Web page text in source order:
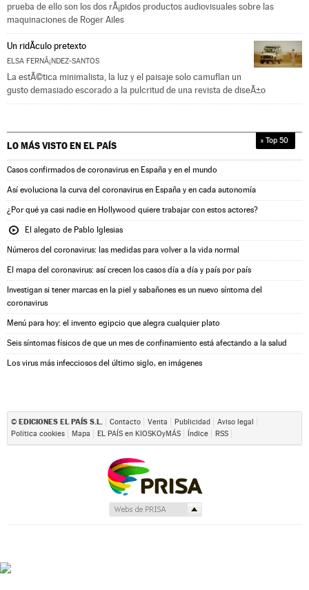
prueba de ello son los dos rÃ¡pidos productos audiovisuales sobre las
maquinaciones de Roger Ailes
Un ridÃ­culo pretexto
ELSA FERNÃ¡NDEZ-SANTOS
La estÃ©tica minimalista, la luz y el paisaje solo camuflan un
gusto demasiado escorado a la pulcritud de una revista de diseÃ±o
LO MÁS VISTO EN EL PAÍS » Top 50
Casos confirmados de coronavirus en España y en el mundo
Así evoluciona la curva del coronavirus en España y en cada autonomía
¿Por qué ya casi nadie en Hollywood quiere trabajar con estos actores?
El alegato de Pablo Iglesias
Números del coronavirus: las medidas para volver a la vida normal
El mapa del coronavirus: así crecen los casos día a día y país por país
Investigan si tener marcas en la piel y sabañones es un nuevo síntoma del
coronavirus
Menú para hoy: el invento egipcio que alegra cualquier plato
Seis síntomas físicos de que un mes de confinamiento está afectando a la salud
Los virus más infecciosos del último siglo, en imágenes
© EDICIONES EL PAÍS S.L. Contacto Venta Publicidad
Aviso legal
Política cookies
Mapa EL PAÍS en KIOSKOyMÁS Índice RSS